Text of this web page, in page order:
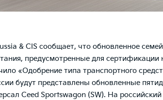
& CIS сообщает, что обновленное
предусмотренные для сертификации
«Одобрение типа транспортного
будут представлены обновленные
Ceed Sportswagon (SW). На